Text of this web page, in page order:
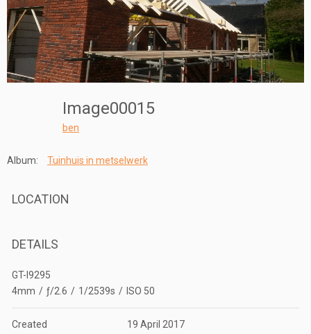
Image00015
ben
Album: Tuinhuis in metselwerk
LOCATION
DETAILS
GT-I9295
4mm / ƒ/2.6 / 1/2539s / ISO 50
Created
19 April 2017